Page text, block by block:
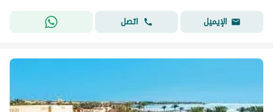
الإيميل
اتصل